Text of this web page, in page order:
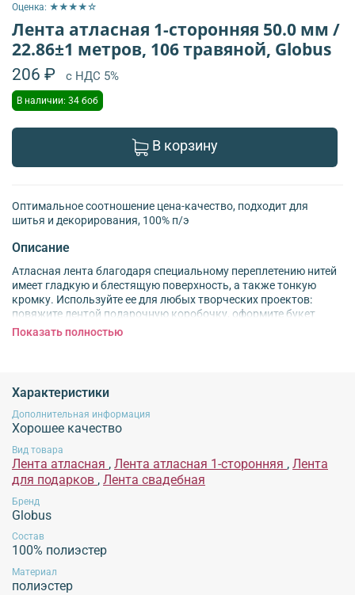
Оценка: ★★★★☆
Лента атласная 1-сторонняя 50.0 мм /
22.86±1 метров, 106 травяной, Globus
206 ₽ с НДС 5%
В наличии: 34 боб
В корзину
Оптимальное соотношение цена-качество, подходит для
шитья и декорирования, 100% п/э
Описание
Атласная лента благодаря специальному переплетению нитей
имеет гладкую и блестящую поверхность, а также тонкую
кромку. Используйте ее для любых творческих проектов:
повяжите лентой подарочную коробочку, оформите букет
живых или искусственных цветов. Другие идеи: – соберите
– сделайте закладку для ежедневника, блокнота или скрап-
альбома. – используйте ленту для плетения браслетов,
создания других авторских украшений. Материал: 100%
полиэстер. Размер: ширина 5 см, длина 22,86 м.
Внимание! Для сохранения характеристик продукции не рекомендуется
при высоких температурах, использование химических средств для стирки,
отбеливание, использование хлорсодержащих средств, отжим изделий в
стиральной машине, высокотемпературная обработка, отпаривание изделий.
Рекомендуется применять щадящие методы ухода, избегать воздействия
Эксплуатация продукции без учета данных рекомендаций не гарантирует
сохранение внешнего вида изделия!
Показать полностью
Характеристики
Дополнительная информация
Хорошее качество
Вид товара
Лента атласная , Лента атласная 1-сторонняя , Лента
для подарков , Лента свадебная
Бренд
Globus
Состав
100% полиэстер
Материал
полиэстер